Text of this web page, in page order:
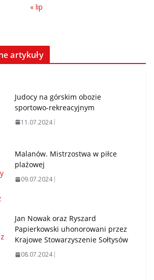
« lip
artykuły
Judocy na górskim obozie
sportowo-rekreacyjnym
11.07.2024
Malanów. Mistrzostwa w piłce
plażowej
09.07.2024
Jan Nowak oraz Ryszard
Papierkowski uhonorowani przez
Krajowe Stowarzyszenie Sołtysów
08.07.2024